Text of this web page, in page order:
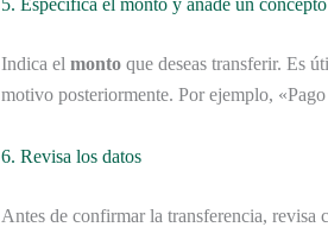
5. Especifica el monto y añade un concepto
Indica el monto que deseas transferir. Es
motivo posteriormente. Por ejemplo,
6. Revisa los datos
Antes de confirmar la transferencia, revisa